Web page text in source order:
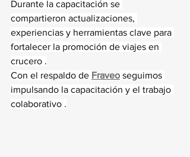
Durante la capacitación se
compartieron actualizaciones,
experiencias y herramientas clave para
fortalecer la promoción de viajes en
crucero .
Con el respaldo de Fraveo seguimos
impulsando la capacitación y el trabajo
colaborativo .